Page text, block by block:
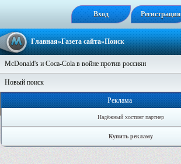
Вход Регистрация
Главная»Газета сайта»Поиск
McDonald's и Coca-Cola в войне против россиян
Новый поиск
Реклама
Надёжный хостинг партнер
Купить рекламу